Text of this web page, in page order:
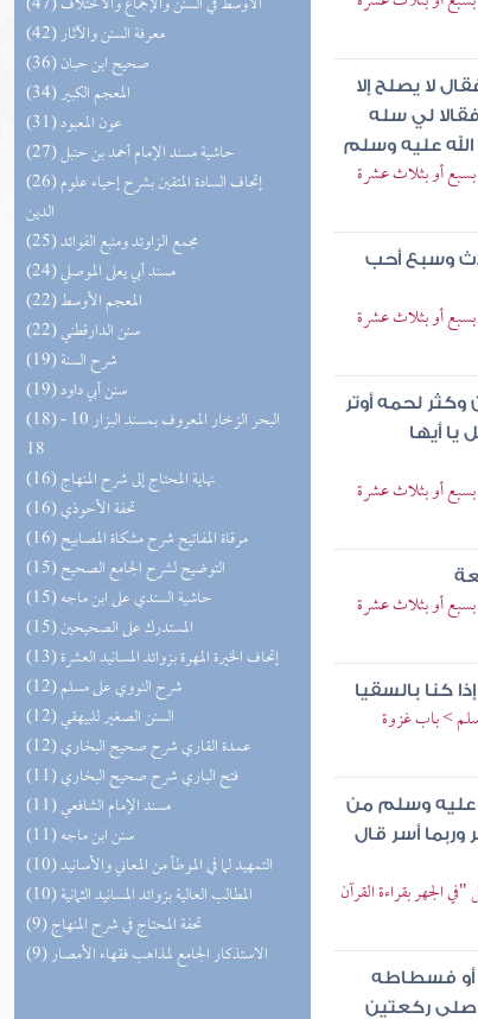
(42) معرفة السنن والآثار
(36) صحيح ابن حبان
(34) المعجم الكبير
(31) عون المعبود
(27) حاشية مسند الإمام أحمد بن حنبل
(26) إتحاف السادة المتقين بشرح إحياء علوم
الدين
(25) مجمع الزاوئد ومنبع الفوائد
(24) مسند أبي يعلى الموصلي
(22) المعجم الأوسط
(22) سنن الدارقطني
(19) شرح السنة
(19) سنن أبي داود
(18) البحر الزخار المعروف بمسند البزار 10 -
18
(16) نهاية المحتاج إلى شرح المنهاج
(16) تحفة الأحوذي
(16) مرقاة المفاتيح شرح مشكاة المصابيح
(15) التوضيح لشرح الجامع الصحيح
(15) حاشية السندي على ابن ماجه
(15) المستدرك على الصحيحين
(13) إتحاف الخيرة المهرة بزوائد المسانيد العشرة
(12) شرح النووي على مسلم
(12) السنن الصغير للبيهقي
(12) عمدة القاري شرح صحيح البخاري
(11) فتح الباري شرح صحيح البخاري
(11) مسند الإمام الشافعي
(11) سنن ابن ماجه
(10) التمهيد لما في الموطأ من المعاني والأسانيد
(10) المطالب العالية بزوائد المسانيد الثمانية
(9) تحفة المحتاج في شرح المنهاج
(9) الاستذكار الجامع لمذاهب فقهاء الأمصار
لا يصلح إلا
لي سله
عليه وسلم
بسبع أو بثلاث عشرة
وسبع أحب
بسبع أو بثلاث عشرة
لحمه أوتر
أيها
بسبع أو بثلاث عشرة
بسبع أو بثلاث عشرة
كنا بالسقيا
> باب غزوة
عليه وسلم من
أسر قال
الجهر بقراءة القرآن
أو فسطاطه
صلى ركعتين